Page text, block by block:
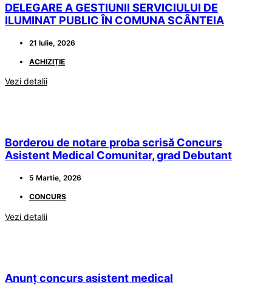
DELEGARE A GESTIUNII SERVICIULUI DE
ILUMINAT PUBLIC ÎN COMUNA SCÂNTEIA
21 Iulie, 2026
ACHIZIȚIE
Vezi detalii
Borderou de notare proba scrisă Concurs
Asistent Medical Comunitar, grad Debutant
5 Martie, 2026
CONCURS
Vezi detalii
Anunț concurs asistent medical